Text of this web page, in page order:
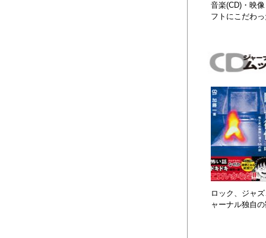
音楽(CD)・映
フトにこだわ
ロック、ジャ
ャーナル独自